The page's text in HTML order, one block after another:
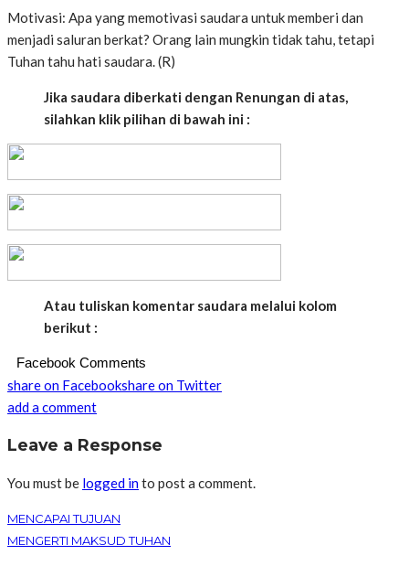
Motivasi: Apa yang memotivasi saudara untuk memberi dan
menjadi saluran berkat? Orang lain mungkin tidak tahu, tetapi
Tuhan tahu hati saudara. (R)
Jika saudara diberkati dengan Renungan di atas,
silahkan klik pilihan di bawah ini :
Atau tuliskan komentar saudara melalui kolom
berikut :
Facebook Comments
share on Facebookshare on Twitter
add a comment
Leave a Response
You must be logged into post a comment.
MENCAPAI TUJUAN
MENGERTI MAKSUD TUHAN